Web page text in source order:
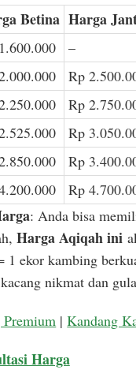
Betina Harga
–
Rp
Rp
Rp
Rp
Rp
: Anda bisa
Harga Aqiqah ini
1 ekor kambing
nikmat dan
|Kandang
Harga